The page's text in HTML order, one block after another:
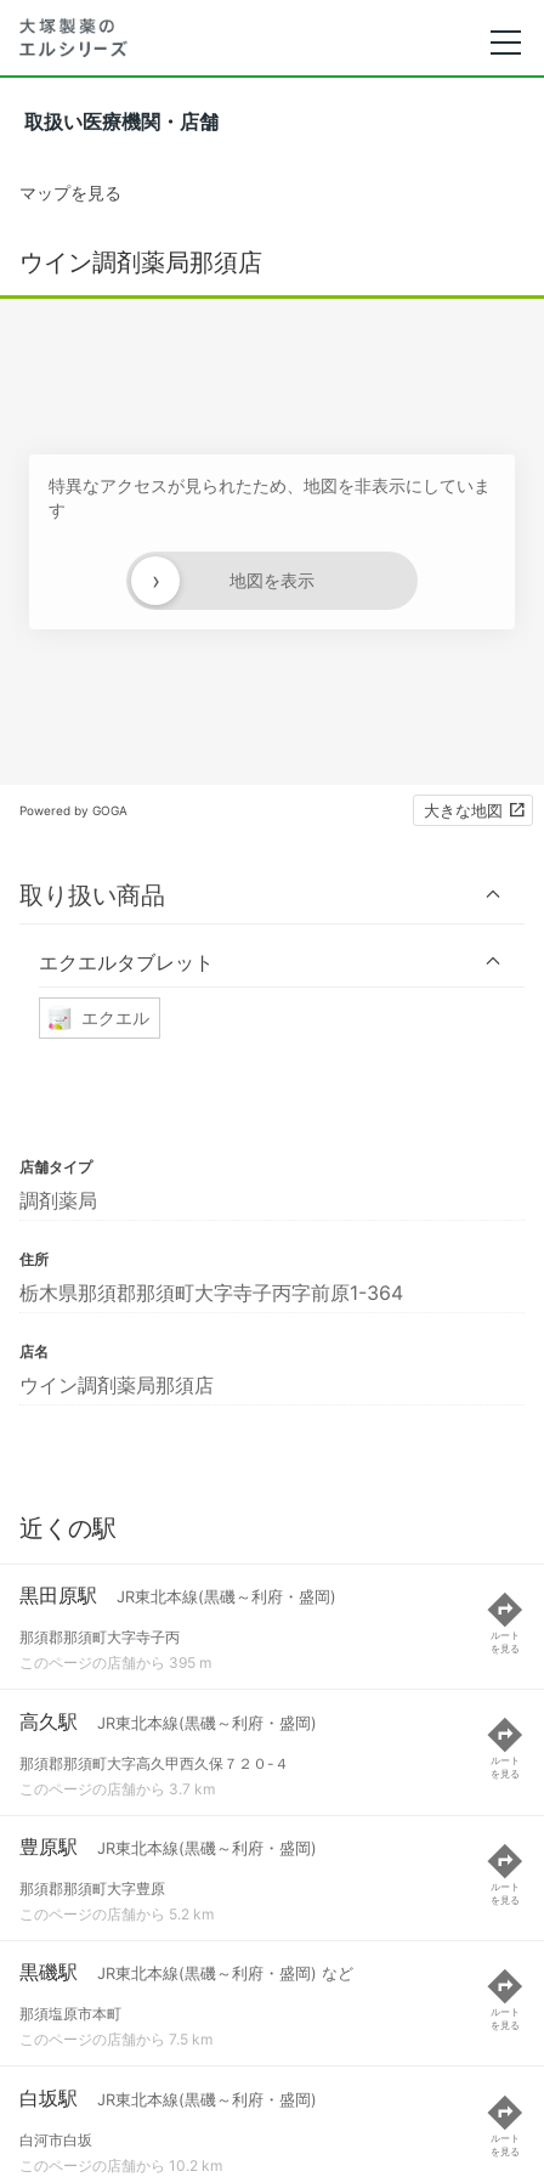
取扱い医療機関・店舗
マップを見る
ウイン調剤薬局那須店
特異なアクセスが見られたため、地図を非表示にしていま
す
地図を表示
›
Powered by GOGA 大きな地図
取り扱い商品
エクエルタブレット
エクエル
店舗タイプ
調剤薬局
住所
栃木県那須郡那須町大字寺子丙字前原1-364
店名
ウイン調剤薬局那須店
近くの駅
黒田原駅 JR東北本線(黒磯～利府・盛岡)
那須郡那須町大字寺子丙
このページの店舗から 395 m
ルート
を見る
高久駅 JR東北本線(黒磯～利府・盛岡)
那須郡那須町大字高久甲西久保７２０-４
このページの店舗から 3.7 km
ルート
を見る
豊原駅 JR東北本線(黒磯～利府・盛岡)
那須郡那須町大字豊原
このページの店舗から 5.2 km
ルート
を見る
黒磯駅 JR東北本線(黒磯～利府・盛岡) など
那須塩原市本町
このページの店舗から 7.5 km
ルート
を見る
白坂駅 JR東北本線(黒磯～利府・盛岡)
白河市白坂
このページの店舗から 10.2 km
ルート
を見る